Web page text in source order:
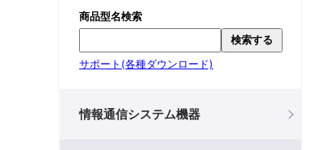
商品型名検索
検索する
サポート(各種ダウンロード)
情報通信システム機器